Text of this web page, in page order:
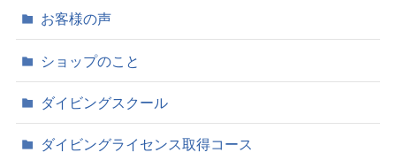
お客様の声
ショップのこと
ダイビングスクール
ダイビングライセンス取得コース